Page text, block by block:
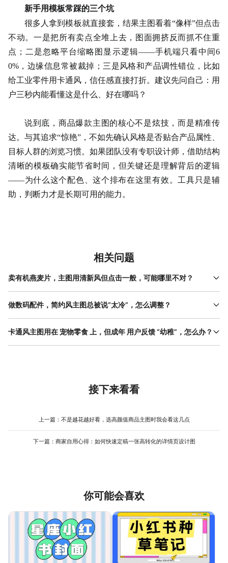
新手用模板常踩的三个坑
很多人拿到模板就直接套，结果主图看着“像样”但点击
不动。一是把所有卖点全堆上去，图面拥挤反而抓不住重
点；二是忽略平台缩略图显示逻辑——手机端只看中间6
0%，边缘信息常被裁掉；三是风格和产品调性错位，比如
给工业零件用卡通风，信任感直接打折。建议先问自己：用
户三秒内能看懂这是什么、好在哪吗？
说到底，商品爆款主图的核心不是炫技，而是精准传
达。与其追求“惊艳”，不如先确认风格是否贴合产品属性、
目标人群的浏览习惯。如果团队没有专职设计师，借助结构
清晰的模板确实能节省时间，但关键还是理解背后的逻辑
——为什么这个配色、这个排布在这里有效。工具只是辅
助，判断力才是长期可用的能力。
相关问题
卖有机燕麦片，主图用清新风但点击一般，可能哪里不对？
清新风方向没错，但可能信息焦点偏了。有机食品用户最关心“成分
干净”和“产地可信”，建议把“0添加”“XX农场直供”这类关键词放大放
做数码配件，简约风主图总被说“太冷”，怎么调整？
可以保留简约结构，但微调配色。比如用深空灰替代纯黑背景，产
品边缘加一点柔光提亮；或者在角落加一个极小的生活场景图（如
卡通风主图用在 宠物零食 上，但成年 用户反馈 “幼稚”，怎么办？
试试“轻卡通”路线：保留圆润字体和柔和线条，但去掉夸张表情或拟
接下来看看
上一篇： 不是越花越好看，选高颜值商品主图时我会看这几点
下一篇： 商家自用心得：如何快速定稿一张高转化的详情页设计图
你可能会喜欢